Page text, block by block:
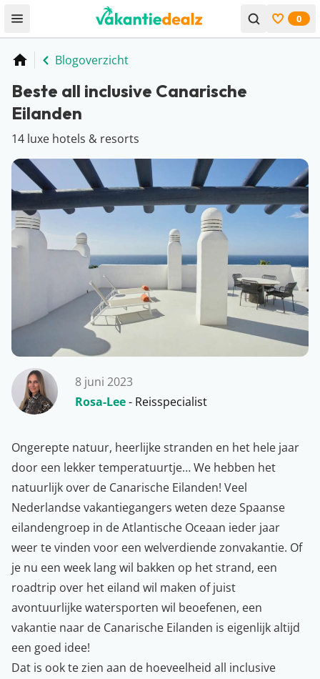
Open menu Bekijk
0
Home
Blogoverzicht
Beste all inclusive Canarische
Eilanden
14 luxe hotels & resorts
8 juni 2023
Rosa-Lee- Reisspecialist
Ongerepte natuur, heerlijke stranden en het hele jaar
door een lekker temperatuurtje… We hebben het
natuurlijk over de Canarische Eilanden! Veel
Nederlandse vakantiegangers weten deze Spaanse
eilandengroep in de Atlantische Oceaan ieder jaar
weer te vinden voor een welverdiende zonvakantie. Of
je nu een week lang wil bakken op het strand, een
roadtrip over het eiland wil maken of juist
avontuurlijke watersporten wil beoefenen, een
vakantie naar de Canarische Eilanden is eigenlijk altijd
een goed idee!
Dat is ook te zien aan de hoeveelheid all inclusive